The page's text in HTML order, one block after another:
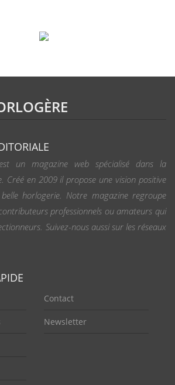
un magazine web spécialisé dans la
Créé en 2009 il propose une vision positive
horlogerie. Notre magazine regroupe
professionnels ou amateurs qui
Suivez-nous aussi sur les réseaux
Contact
Newsletter